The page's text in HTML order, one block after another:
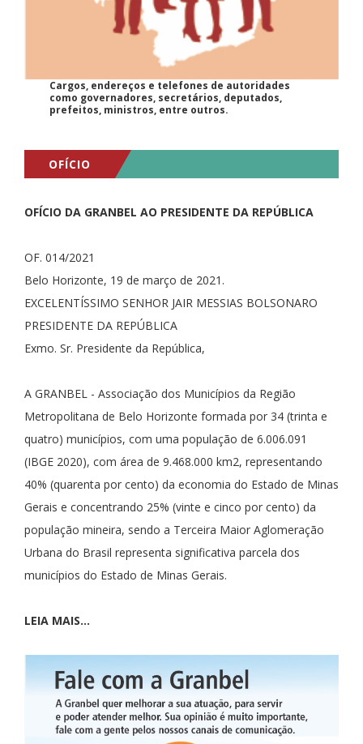
Cargos, endereços e telefones de autoridades
como governadores, secretários, deputados,
prefeitos, ministros, entre outros.
OFÍCIO
OFÍCIO DA GRANBEL AO PRESIDENTE DA REPÚBLICA
OF. 014/2021
Belo Horizonte, 19 de março de 2021.
EXCELENTÍSSIMO SENHOR JAIR MESSIAS BOLSONARO
PRESIDENTE DA REPÚBLICA
Exmo. Sr. Presidente da República,
A GRANBEL - Associação dos Municípios da Região
Metropolitana de Belo Horizonte formada por 34 (trinta e
quatro) municípios, com uma população de 6.006.091
(IBGE 2020), com área de 9.468.000 km2, representando
40% (quarenta por cento) da economia do Estado de Minas
Gerais e concentrando 25% (vinte e cinco por cento) da
população mineira, sendo a Terceira Maior Aglomeração
Urbana do Brasil representa significativa parcela dos
municípios do Estado de Minas Gerais.
LEIA MAIS...